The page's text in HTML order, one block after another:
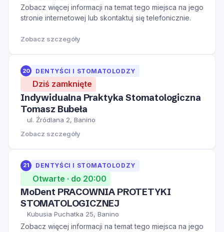
Zobacz więcej informacji na temat tego miejsca na jego
stronie internetowej lub skontaktuj się telefonicznie.
Zobacz szczegóły
20 DENTYŚCI I STOMATOLODZY
Dziś zamknięte
Indywidualna Praktyka Stomatologiczna
Tomasz Bubeła
ul. Źródlana 2, Banino
Zobacz szczegóły
21 DENTYŚCI I STOMATOLODZY
Otwarte · do 20:00
MoDent PRACOWNIA PROTETYKI
STOMATOLOGICZNEJ
Kubusia Puchatka 25, Banino
Zobacz więcej informacji na temat tego miejsca na jego